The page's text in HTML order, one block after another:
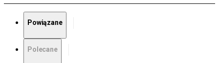
Powiązane
Polecane